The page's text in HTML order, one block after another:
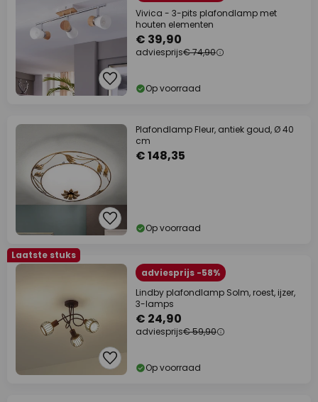
Vivica - 3-pits plafondlamp met
houten elementen
€ 39,90
adviesprijs€ 74,90
Op voorraad
Plafondlamp Fleur, antiek goud, Ø 40
cm
€ 148,35
Op voorraad
Laatste stuks
adviesprijs -58%
Lindby plafondlamp Solm, roest, ijzer,
3-lamps
€ 24,90
adviesprijs€ 59,90
Op voorraad